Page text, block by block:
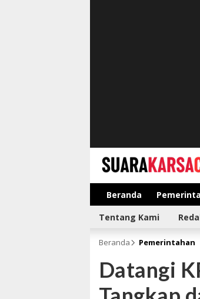
suarakarsa.com
Informasi terpercaya
Beranda
Tentang Kami
Beranda Pemerintahan
Datangi